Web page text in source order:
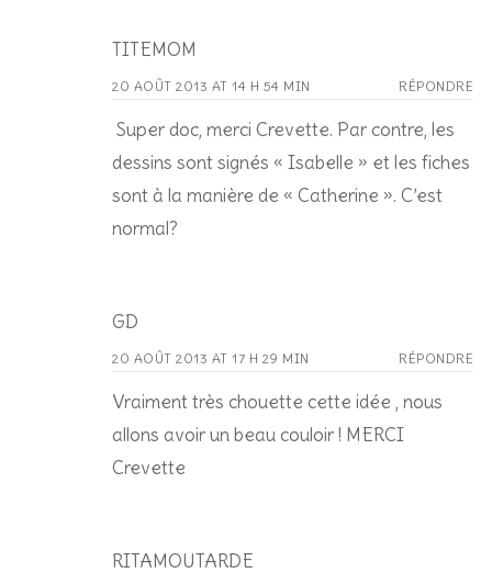
TITEMOM
20 AOÛT 2013 AT 14 H 54 MIN RÉPONDRE
Super doc, merci Crevette. Par contre, les
dessins sont signés « Isabelle » et les fiches
sont à la manière de « Catherine ». C’est
normal?
GD
20 AOÛT 2013 AT 17 H 29 MIN RÉPONDRE
Vraiment très chouette cette idée , nous
allons avoir un beau couloir ! MERCI
Crevette
RITAMOUTARDE